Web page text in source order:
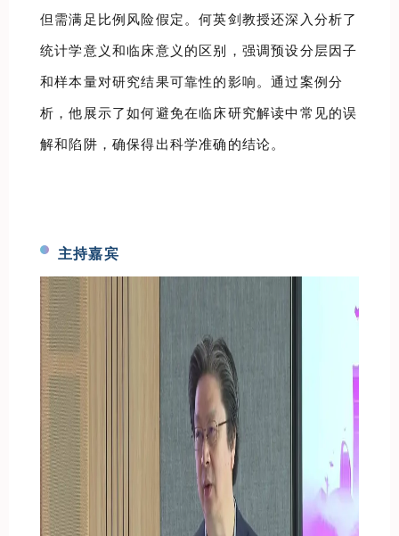
但需满足比例风险假定。何英剑教授还深入分析了
统计学意义和临床意义的区别，强调预设分层因子
和样本量对研究结果可靠性的影响。通过案例分
析，他展示了如何避免在临床研究解读中常见的误
解和陷阱，确保得出科学准确的结论。
主持嘉宾